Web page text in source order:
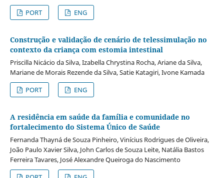
PORT
ENG
Construção e validação de cenário de telessimulação no
contexto da criança com estomia intestinal
Priscilla Nicácio da Silva, Izabella Chrystina Rocha, Ariane da Silva,
Mariane de Morais Rezende da Silva, Satie Katagiri, Ivone Kamada
PORT
ENG
A residência em saúde da família e comunidade no
fortalecimento do Sistema Único de Saúde
Fernanda Thayná de Souza Pinheiro, Vinícius Rodrigues de Oliveira,
João Paulo Xavier Silva, John Carlos de Souza Leite, Natália Bastos
Ferreira Tavares, José Alexandre Queiroga do Nascimento